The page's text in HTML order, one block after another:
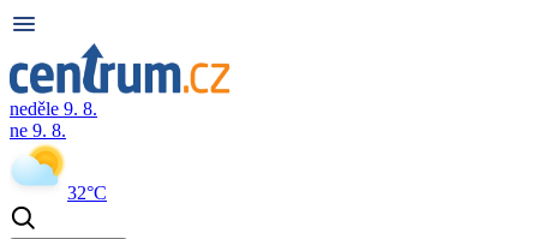
neděle 9. 8.
ne 9. 8.
32°C